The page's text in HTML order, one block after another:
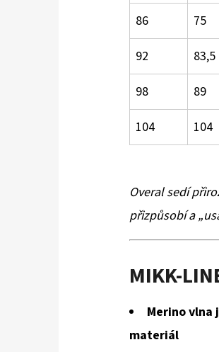
86
75
92
83,5
98
89
104
104
Overal sedí
přizpůsobí a
MIKK-
Merino
materiál